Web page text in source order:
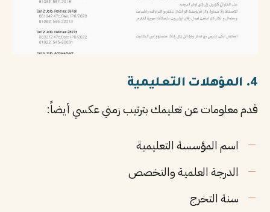
4. المؤهلات التعليمية
قدم معلومات عن تعليمك بترتيب زمني عكسي أيضاً:
اسم المؤسسة التعليمية
الدرجة العلمية والتخصص
سنة التخرج